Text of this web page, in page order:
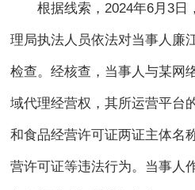
根据线索，2024年6月3日
理局执法人员依法对当事人廉
检查。经核查，当事人与某网
域代理经营权，其所运营平台
和食品经营许可证两证主体名
营许可证等违法行为。当事人